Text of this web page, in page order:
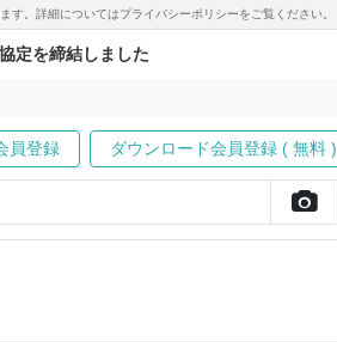
。詳細についてはプライバシーポリシーをご覧ください。
定を締結しました
員登録 ダウンロード会員登録 ( 無料 )